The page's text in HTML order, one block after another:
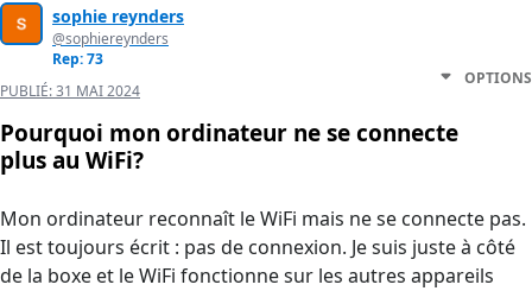
sophie reynders
@sophiereynders
Rep: 73
PUBLIÉ:31 MAI 2024
OPTIONS
Pourquoi mon ordinateur ne se connecte
plus au WiFi?
Mon ordinateur reconnaît le WiFi mais ne se connecte pas.
Il est toujours écrit : pas de connexion. Je suis juste à côté
de la boxe et le WiFi fonctionne sur les autres appareils